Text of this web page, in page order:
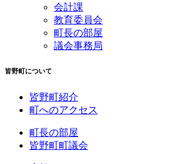
会計課
教育委員会
町長の部屋
議会事務局
皆野町について
皆野町紹介
町へのアクセス
町長の部屋
皆野町町議会